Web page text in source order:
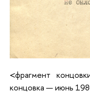
<фрагмент
концовка — июнь